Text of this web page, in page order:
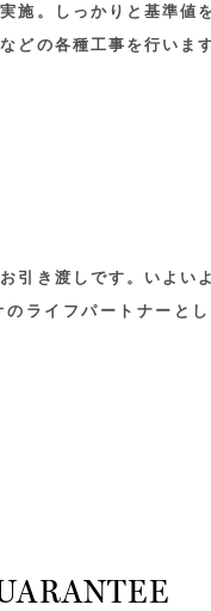
施。しっかりと基準値
どの各種工事を行いま
引き渡しです。いよい
ライフパートナーと